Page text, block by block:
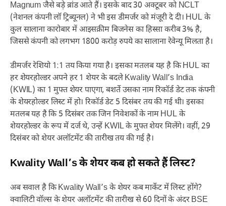
Magnum जैसे बड़े ब्रांड आते हैं। इसके बाद 30 अक्टूबर को NCLT
(नेशनल कंपनी लॉ ट्रिब्यूनल) ने भी इस डीमर्जर को मंजूरी दे दी। HUL के
कुल सालाना कारोबार में आइसक्रीम बिजनेस का हिस्सा करीब 3% है,
जिससे कंपनी को लगभग 1800 करोड़ रुपये का सालाना रेवेन्यू मिलता है।
डीमर्जर रेशियो 1:1 तय किया गया है। इसका मतलब यह है कि HUL का
हर शेयरहोल्डर अपने हर 1 शेयर के बदले Kwality Wall’s India
(KWIL) का 1 मुफ्त शेयर पाएगा, बशर्ते उसका नाम रिकॉर्ड डेट तक कंपनी
के शेयरहोल्डर लिस्ट में हो। रिकॉर्ड डेट 5 दिसंबर तय की गई थी। इसका
मतलब यह है कि 5 दिसंबर तक जिन निवेशकों के नाम HUL के
शेयरहोल्डर के रूप में दर्ज थे, उन्हें KWIL के मुफ्त शेयर मिलेंगे। वहीं, 29
दिसंबर को शेयर अलॉटमेंट की तारीख तय की गई है।
Kwality Wall’s के शेयर कब हो सकते हैं लिस्ट?
अब सवाल है कि Kwality Wall’s के शेयर कब मार्केट में लिस्ट होंगे?
क्वालिटी वॉल्स के शेयर अलॉटमेंट की तारीख से 60 दिनों के अंदर BSE